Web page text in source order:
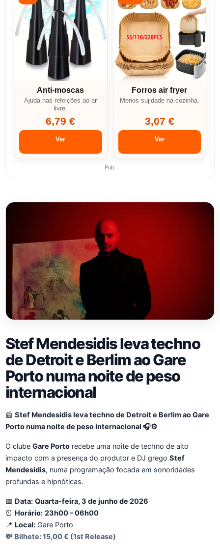
Anti-moscas
Ajuda nas refeições ao ar
livre.
6,79 €
Ver
Forros air fryer
Menos sujidade na cozinha.
3,07 €
Ver
Pub.
Stef Mendesidis leva techno
de Detroit e Berlim ao Gare
Porto numa noite de peso
internacional
📰 Stef Mendesidis leva techno de Detroit e Berlim ao Gare
Porto numa noite de peso internacional 🎧⚙️
O clube Gare Porto recebe uma noite de techno de alto
impacto com a presença do produtor e DJ grego Stef
Mendesidis, numa programação focada em sonoridades
profundas e hipnóticas.
📅 Data: Quarta-feira, 3 de junho de 2026
⏰ Horário: 23h00 – 06h00
📍 Local: Gare Porto
💸 Bilhete:15,00 € (1st Release)